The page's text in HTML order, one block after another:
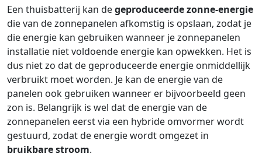
Een thuisbatterij kan degeproduceerde zonne-energie
die van de zonnepanelen afkomstig is opslaan, zodat je
die energie kan gebruiken wanneer je zonnepanelen
installatie niet voldoende energie kan opwekken. Het is
dus niet zo dat de geproduceerde energie onmiddellijk
verbruikt moet worden. Je kan de energie van de
panelen ook gebruiken wanneer er bijvoorbeeld geen
zon is. Belangrijk is wel dat de energie van de
zonnepanelen eerst via een hybride omvormer wordt
gestuurd, zodat de energie wordt omgezet in
bruikbare stroom.